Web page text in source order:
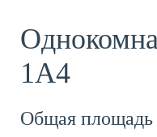
1A4
Общая площадь